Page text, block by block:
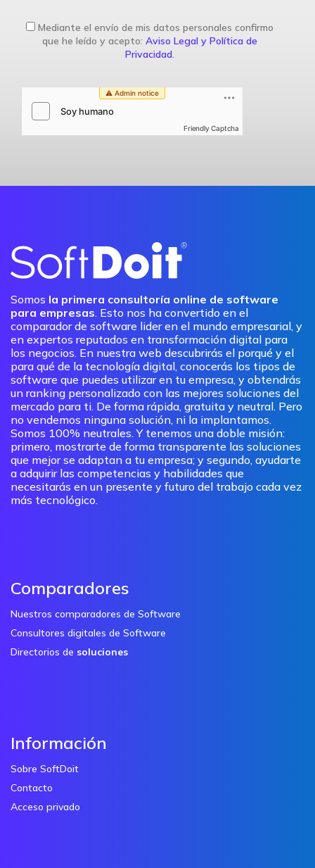
Mediante el envío de mis datos personales confirmo
que he leído y acepto: Aviso Legal y Política de
Privacidad.
Friendly Captcha
Somos la primera consultoría online de software
para empresas. Esto nos ha convertido en el
comparador de software lider en el mundo empresarial, y
en expertos reputados en transformación digital para
los negocios. En nuestra web descubrirás el porqué y el
para qué de la tecnología digital, conocerás los tipos de
software que puedes utilizar en tu empresa, y obtendrás
un ranking personalizado con las mejores soluciones del
mercado para ti. De forma rápida, gratuita y neutral. Pero
no vendemos ninguna solución, ni la implantamos.
Somos 100% neutrales. Y tenemos una doble misión:
primero, mostrarte de forma transparente las soluciones
que mejor se adaptan a tu empresa; y segundo, ayudarte
a adquirir las competencias y habilidades que
necesitarás en un presente y futuro del trabajo cada vez
más tecnológico.
Comparadores
Nuestros comparadores de Software
Consultores digitales de Software
Directorios de soluciones
Información
Sobre SoftDoit
Contacto
Acceso privado